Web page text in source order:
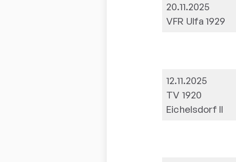
20.11.2025
VFR Ulfa 1929
12.11.2025
TV 1920
Eichelsdorf II